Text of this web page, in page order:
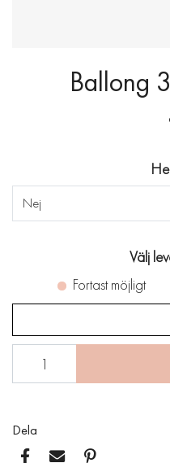
Ballong
Nej
Välj
Fortast möjligt
Dela